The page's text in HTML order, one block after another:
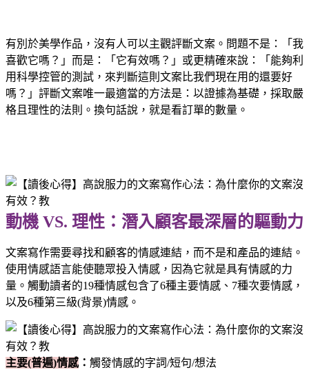
有別於美學作品，沒有人可以主觀評斷文案。問題不是：「我
喜歡它嗎？」而是：「它有效嗎？」或更精確來說：「能夠利
用科學控管的測試，來判斷這則文案比我們現在用的還要好
嗎？」評斷文案唯一最適當的方法是：以證據為基礎，採取嚴
格且理性的法則。換句話說，就是看訂單的數量。
動機 VS. 理性：潛入顧客最深層的驅動力
文案寫作需要尋找和顧客的情感連結，而不是和產品的連結。
使用情感語言能使聽眾投入情感，因為它就是具有情感的力
量。觸動讀者的19種情感包含了6種主要情感、7種次要情感，
以及6種第三級(背景)情感。
主要(普遍)情感： 觸發情感的字詞/短句/想法